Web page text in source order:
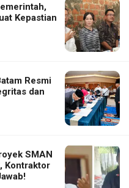
Kepastian
Resmi
dan
SMAN
Kontraktor